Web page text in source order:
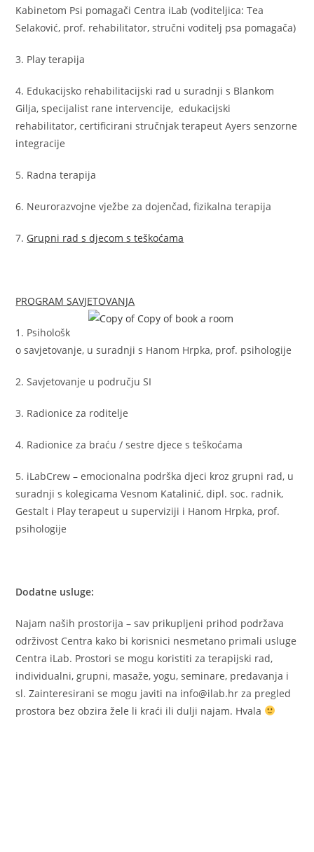
Kabinetom Psi pomagači Centra iLab (voditeljica: Tea
Selaković, prof. rehabilitator, stručni voditelj psa pomagača)
3. Play terapija
4. Edukacijsko rehabilitacijski rad u suradnji s Blankom
Gilja, specijalist rane intervencije, edukacijski
rehabilitator, certificirani stručnjak terapeut Ayers senzorne
integracije
5. Radna terapija
6. Neurorazvojne vježbe za dojenčad, fizikalna terapija
7. Grupni rad s djecom s teškoćama
PROGRAM SAVJETOVANJA
1. Psihološk
o savjetovanje, u suradnji s Hanom Hrpka, prof. psihologije
2. Savjetovanje u području SI
3. Radionice za roditelje
4. Radionice za braću / sestre djece s teškoćama
5. iLabCrew – emocionalna podrška djeci kroz grupni rad, u
suradnji s kolegicama Vesnom Katalinić, dipl. soc. radnik,
Gestalt i Play terapeut u superviziji i Hanom Hrpka, prof.
psihologije
Dodatne usluge:
Najam naših prostorija – sav prikupljeni prihod podržava
održivost Centra kako bi korisnici nesmetano primali usluge
Centra iLab. Prostori se mogu koristiti za terapijski rad,
individualni, grupni, masaže, yogu, seminare, predavanja i
sl. Zainteresirani se mogu javiti na info@ilab.hr za pregled
prostora bez obzira žele li kraći ili dulji najam. Hvala